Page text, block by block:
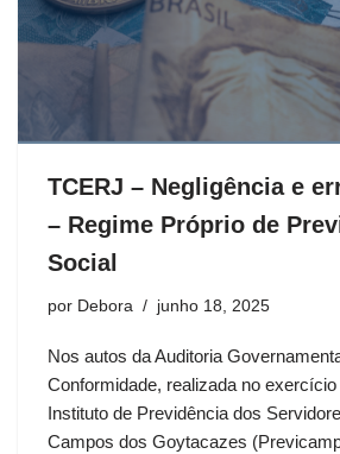
TCERJ – Negligência e
– Regime Próprio de
Social
por Debora junho 18, 2025
Nos autos da Auditoria
Conformidade, realizada no
Instituto de Previdência dos
Campos dos Goytacazes